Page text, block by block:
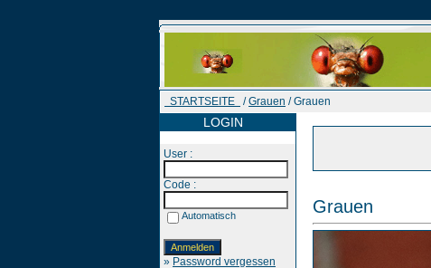
STARTSEITE /Grauen / Grauen
LOGIN
User :
Code :
Automatisch
» Password vergessen
Grauen